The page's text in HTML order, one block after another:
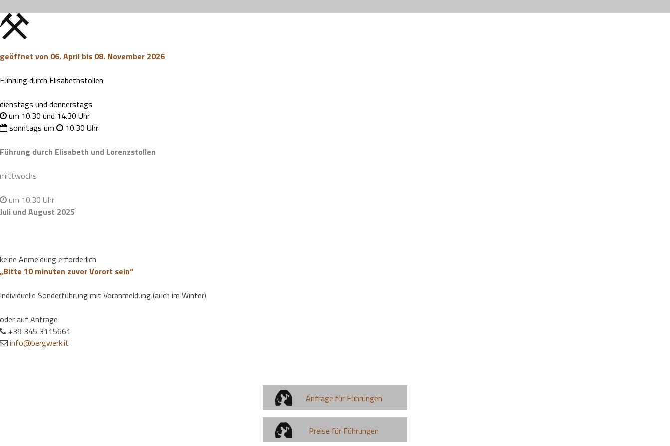
geöffnet von 06. April bis 08. November 2026
Führung durch Elisabethstollen
dienstags und donnerstags
um 10.30 und 14.30 Uhr
sonntags um
10.30 Uhr
Führung durch Elisabeth und Lorenzstollen
mittwochs
um 10.30 Uhr
Juli und August 2025
keine Anmeldung erforderlich
„Bitte 10 minuten zuvor Vorort sein“
Individuelle Sonderführung mit Voranmeldung (auch im Winter)
oder auf Anfrage
+39 345 3115661
info@bergwerk.it
Anfrage für Führungen
Preise für Führungen